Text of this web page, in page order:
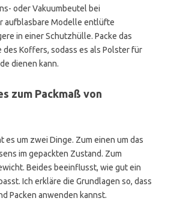
oder Vakuumbeutel bei
aufblasbare Modelle entlüfte
in einer Schutzhülle. Packe das
des Koffers, sodass es als Polster für
dienen kann.
zum Packmaß von
es um zwei Dinge. Zum einen um das
im gepackten Zustand. Zum
Beides beeinflusst, wie gut ein
Ich erkläre die Grundlagen so, dass
Packen anwenden kannst.